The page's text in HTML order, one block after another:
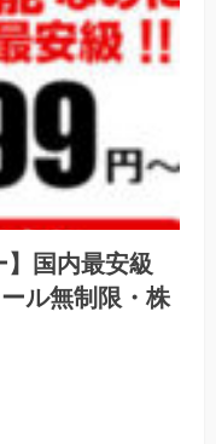
】国内最安級
ル無制限・株